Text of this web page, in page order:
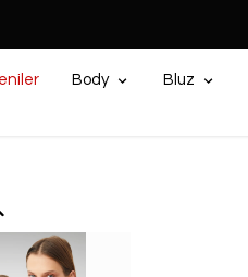
Body Bluz